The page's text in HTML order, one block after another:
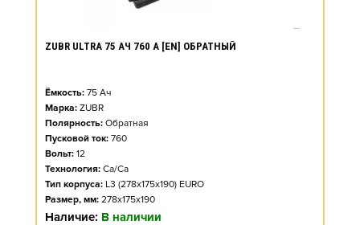
ZUBR ULTRA 75 АЧ 760 А [EN] ОБРАТНЫЙ
Ёмкость: 75 Ач
Марка: ZUBR
Полярность: Обратная
Пусковой ток: 760
Вольт: 12
Технология: Ca/Ca
Тип корпуса: L3 (278x175x190) EURO
Размер, мм: 278x175x190
Наличие: В наличии